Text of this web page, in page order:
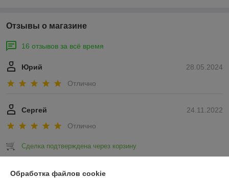
Отзывы о магазине
16 отзывов за всё время
28.05.2024
Юрий
Отлично
24.11.2022
Сергей
Отлично
Сделка подтверждена через корзину
Показать все отзывы
Обработка файлов cookie